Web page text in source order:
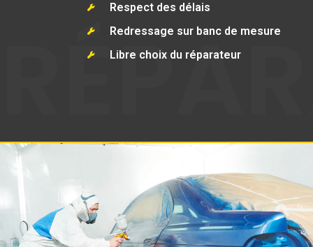
Respect des délais
Redressage sur banc de mesure
Libre choix du réparateur